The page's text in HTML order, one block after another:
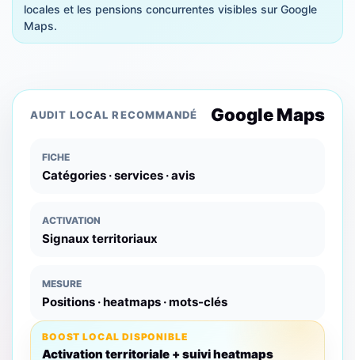
locales et les pensions concurrentes visibles sur Google
Maps.
AUDIT LOCAL RECOMMANDÉ Google Maps
FICHE
Catégories · services · avis
ACTIVATION
Signaux territoriaux
MESURE
Positions · heatmaps · mots-clés
BOOST LOCAL DISPONIBLE
Activation territoriale + suivi heatmaps